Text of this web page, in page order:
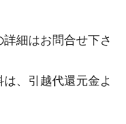
細はお問合せ下さ
、引越代還元金よ